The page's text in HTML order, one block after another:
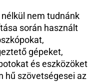
nem tudnánk
során használt
gépeket,
és eszközöket
hű szövetségesei az